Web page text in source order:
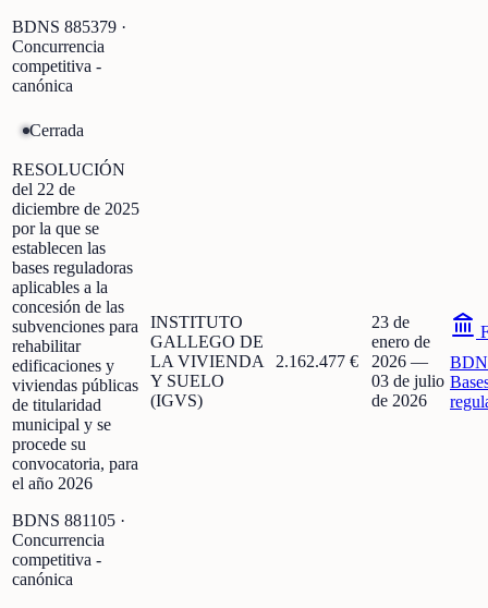
BDNS 885379 ·
Concurrencia
competitiva -
canónica
Cerrada
RESOLUCIÓN
del 22 de
diciembre de 2025
por la que se
establecen las
bases reguladoras
aplicables a la
concesión de las
subvenciones para
rehabilitar
edificaciones y
viviendas públicas
de titularidad
municipal y se
procede su
convocatoria, para
el año 2026
BDNS 881105 ·
Concurrencia
competitiva -
canónica
INSTITUTO
GALLEGO DE
LA VIVIENDA
Y SUELO
(IGVS)
2.162.477 €
23 de
enero de
2026 —
03 de julio
de 2026